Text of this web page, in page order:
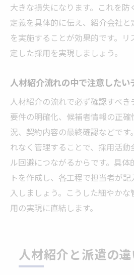
大きな損失になります。これを
定義を具体的に伝え、紹介会社
を実施することが効果的です。
定した採用を実現しましょう。
人材紹介流れの中で注意したい
人材紹介の流れで必ず確認すべ
要件の明確化、候補者情報の正
況、契約内容の最終確認などで
れなく管理することで、採用活
ル回避につながるからです。具体
トを作成し、各工程で担当者が
入しましょう。こうした細やか
用の実現に直結します。
人材紹介と派遣の